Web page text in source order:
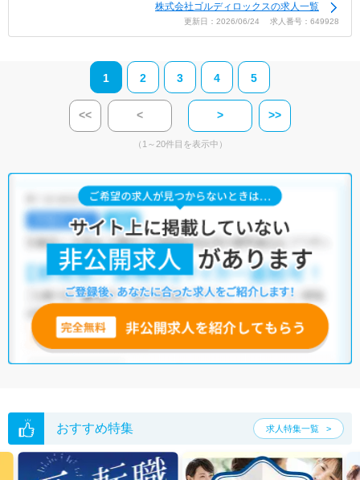
株式会社ゴルディロックスの求人一覧
更新日：2026/06/24 求人番号：649928
1 2 3 4 5
<< < > >>
（1～20件目を表示中）
おすすめ特集 求人特集一覧